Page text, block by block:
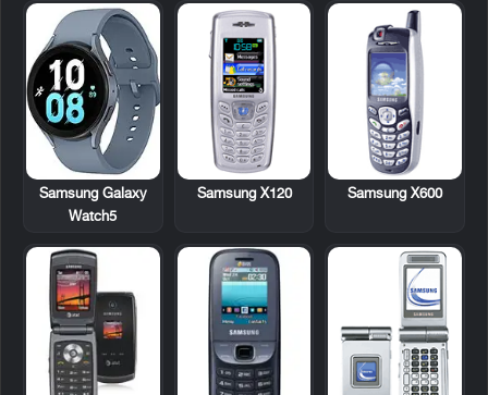
Samsung X600
Samsung X120
Samsung Galaxy
Watch5